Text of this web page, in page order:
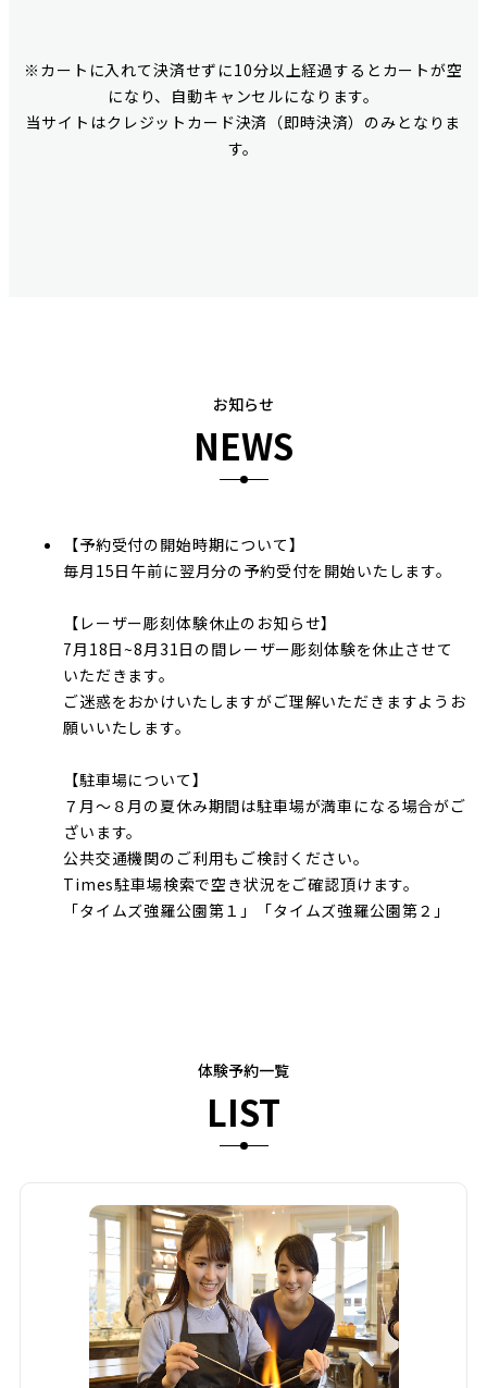
※カートに入れて決済せずに10分以上経過するとカートが空
になり、自動キャンセルになります。
当サイトはクレジットカード決済（即時決済）のみとなりま
す。
お知らせ
NEWS
【予約受付の開始時期について】
毎月15日午前に翌月分の予約受付を開始いたします。
【レーザー彫刻体験休止のお知らせ】
7月18日~8月31日の間レーザー彫刻体験を休止させて
いただきます。
ご迷惑をおかけいたしますがご理解いただきますようお
願いいたします。
【駐車場について】
７月～８月の夏休み期間は駐車場が満車になる場合がご
ざいます。
公共交通機関のご利用もご検討ください。
Times駐車場検索で空き状況をご確認頂けます。
「タイムズ強羅公園第１」「タイムズ強羅公園第２」
体験予約一覧
LIST